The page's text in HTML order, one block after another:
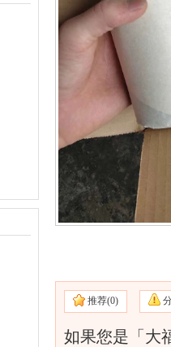
推荐(0)
如果您是「大